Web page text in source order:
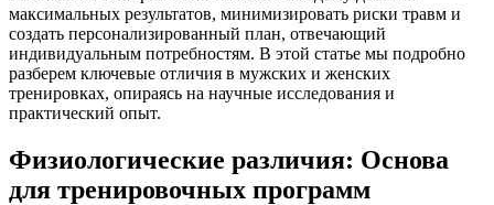
максимальных результатов, минимизировать риски травм и
создать персонализированный план, отвечающий
индивидуальным потребностям. В этой статье мы подробно
разберем ключевые отличия в мужских и женских
тренировках, опираясь на научные исследования и
практический опыт.
Физиологические различия: Основа
для тренировочных программ